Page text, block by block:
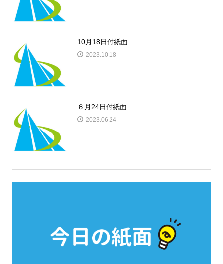
10月18日付紙面
2023.10.18
６月24日付紙面
2023.06.24